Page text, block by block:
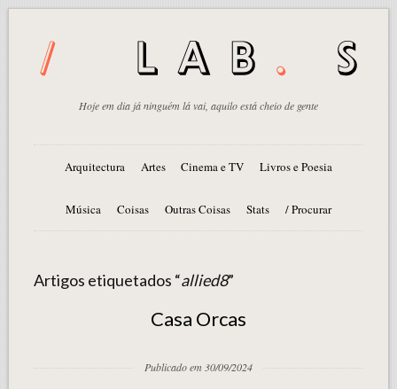
Hoje em dia já ninguém lá vai, aquilo está cheio de gente
Arquitectura Artes Cinema e TV Livros e Poesia
Música Coisas Outras Coisas Stats / Procurar
Artigos etiquetados “allied8”
Casa Orcas
Publicado em 30/09/2024